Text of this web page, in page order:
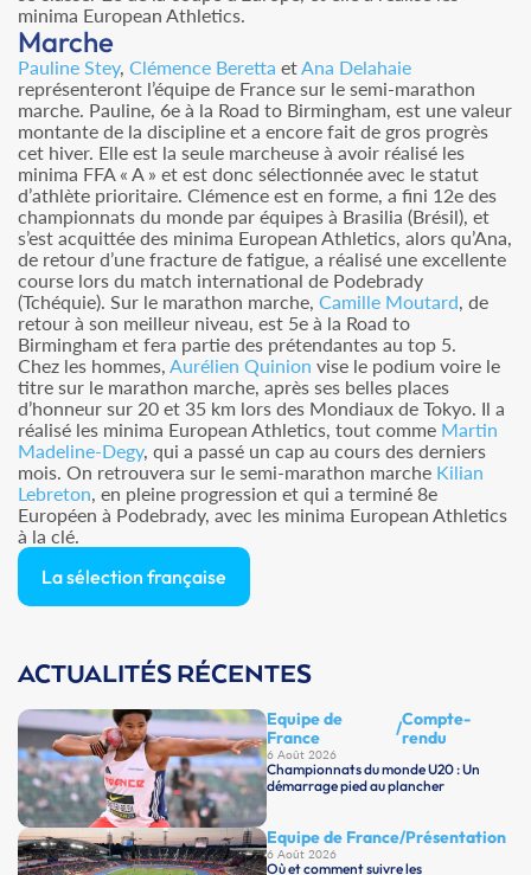
minima European Athletics.
Marche
Pauline Stey, Clémence Beretta et Ana Delahaie
représenteront l’équipe de France sur le semi-marathon
marche. Pauline, 6e à la Road to Birmingham, est une valeur
montante de la discipline et a encore fait de gros progrès
cet hiver. Elle est la seule marcheuse à avoir réalisé les
minima FFA « A » et est donc sélectionnée avec le statut
d’athlète prioritaire. Clémence est en forme, a fini 12e des
championnats du monde par équipes à Brasilia (Brésil), et
s’est acquittée des minima European Athletics, alors qu’Ana,
de retour d’une fracture de fatigue, a réalisé une excellente
course lors du match international de Podebrady
(Tchéquie). Sur le marathon marche, Camille Moutard , de
retour à son meilleur niveau, est 5e à la Road to
Birmingham et fera partie des prétendantes au top 5.
Chez les hommes, Aurélien Quinion vise le podium voire le
titre sur le marathon marche, après ses belles places
d’honneur sur 20 et 35 km lors des Mondiaux de Tokyo. Il a
réalisé les minima European Athletics, tout comme Martin
Madeline-Degy, qui a passé un cap au cours des derniers
mois. On retrouvera sur le semi-marathon marche Kilian
Lebreton , en pleine progression et qui a terminé 8e
Européen à Podebrady, avec les minima European Athletics
à la clé.
La sélection française
ACTUALITÉS RÉCENTES
Equipe de
France
/Compte-
rendu
6 Août 2026
Championnats du monde U20 : Un
démarrage pied au plancher
Equipe de France/Présentation
6 Août 2026
Où et comment suivre les